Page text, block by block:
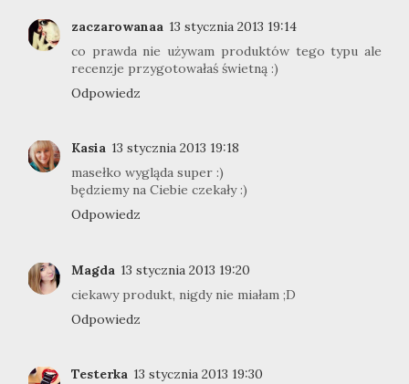
zaczarowanaa 13 stycznia 2013 19:14
co prawda nie używam produktów tego typu ale
recenzje przygotowałaś świetną :)
Odpowiedz
Kasia 13 stycznia 2013 19:18
masełko wygląda super :)
będziemy na Ciebie czekały :)
Odpowiedz
Magda 13 stycznia 2013 19:20
ciekawy produkt, nigdy nie miałam ;D
Odpowiedz
Testerka 13 stycznia 2013 19:30